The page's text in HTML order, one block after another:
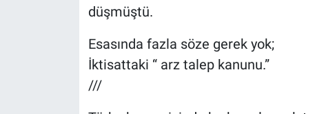
düşmüştü.
Esasında fazla söze gerek yok;
İktisattaki “ arz talep kanunu.”
///